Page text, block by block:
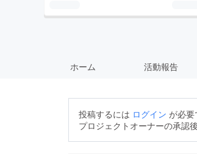
ホーム 活動報告
投稿するには ログイン が必要
プロジェクトオーナーの承認